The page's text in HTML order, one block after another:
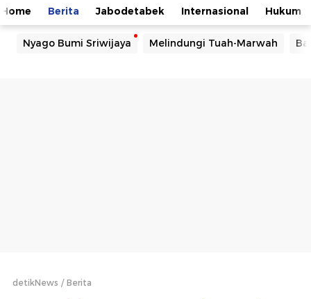
Home Berita Jabodetabek Internasional Hukum
Nyago Bumi Sriwijaya Melindungi Tuah-Marwah
detikNews Berita